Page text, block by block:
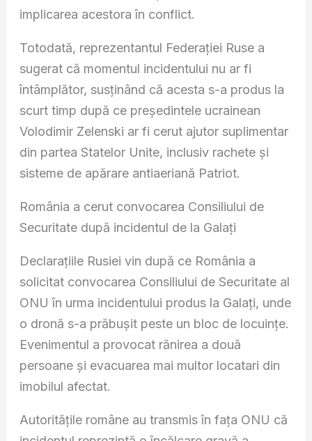
implicarea acestora în conflict.
Totodată, reprezentantul Federației Ruse a
sugerat că momentul incidentului nu ar fi
întâmplător, susținând că acesta s-a produs la
scurt timp după ce președintele ucrainean
Volodimir Zelenski ar fi cerut ajutor suplimentar
din partea Statelor Unite, inclusiv rachete și
sisteme de apărare antiaeriană Patriot.
România a cerut convocarea Consiliului de
Securitate după incidentul de la Galați
Declarațiile Rusiei vin după ce România a
solicitat convocarea Consiliului de Securitate al
ONU în urma incidentului produs la Galați, unde
o dronă s-a prăbușit peste un bloc de locuințe.
Evenimentul a provocat rănirea a două
persoane și evacuarea mai multor locatari din
imobilul afectat.
Autoritățile române au transmis în fața ONU că